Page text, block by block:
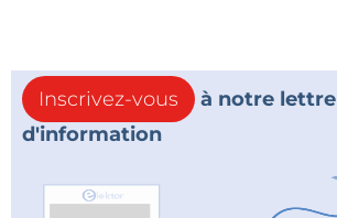
Ile de France : 8 mars
Aquitaine - Limousin : 29 mars
Corse - Côte d'Azur (06, 83) : 24 mai
Inscrivez-vous
à notre lettre
d'information